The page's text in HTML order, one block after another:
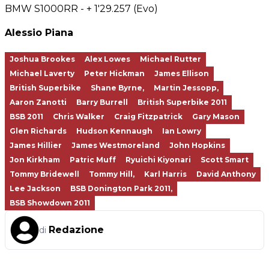
BMW S1000RR - + 1'29.257 (Evo)
Alessio Piana
Joshua Brookes Alex Lowes
Michael Rutter
Michael Laverty
Peter Hickman
James Ellison
British Superbike
Shane Byrne,
Martin Jessopp,
Aaron Zanotti
Barry Burrell
British Superbike 2011
BSB 2011
Chris Walker Craig Fitzpatrick
Gary Mason
Glen Richards
Hudson Kennaugh
Ian Lowry
James Hillier
James Westmoreland
John Hopkins
Jon Kirkham
Patric Muff Ryuichi Kiyonari
Scott Smart
Tommy Bridewell
Tommy Hill, Karl Harris
David Anthony
Lee Jackson
BSB Donington Park 2011,
BSB Showdown 2011
di Redazione